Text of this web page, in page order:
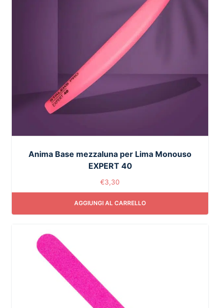
Anima Base mezzaluna per Lima Monouso
EXPERT 40
€3,30
AGGIUNGI AL CARRELLO